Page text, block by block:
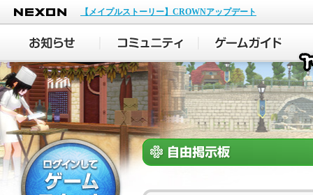
NEXON
【メイプルストーリー】CROWNアップデート